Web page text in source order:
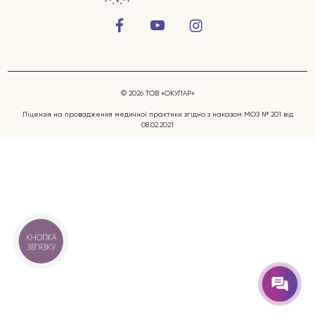
© 2026 ТОВ «ОКУЛАР»
Ліцензія на провадження медичної практики згідно з наказом МОЗ № 201 від
08.02.2021
КНОПКА
ЗВ'ЯЗКУ